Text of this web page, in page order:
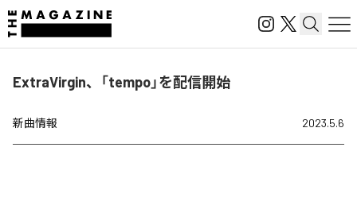
ExtraVirgin、「tempo」を配信開始
新曲情報 2023.5.6